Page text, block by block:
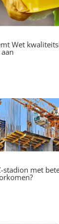
Wet
stadion met